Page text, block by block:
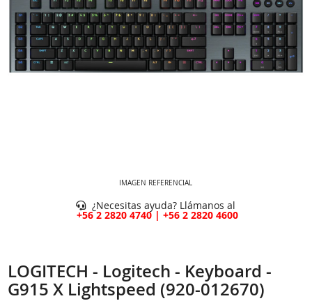
IMAGEN REFERENCIAL
¿Necesitas ayuda? Llámanos al
+56 2 2820 4740 | +56 2 2820 4600
LOGITECH - Logitech - Keyboard -
G915 X Lightspeed (920-012670)